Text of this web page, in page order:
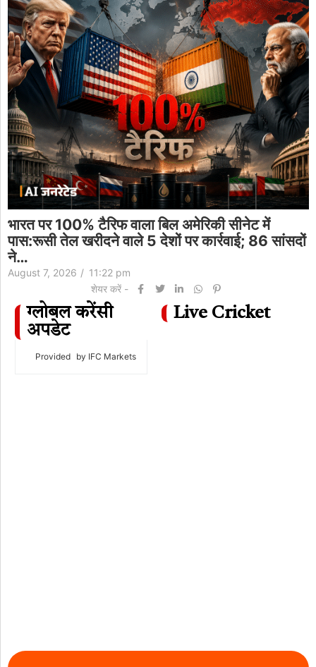
भारत पर 100% टैरिफ वाला बिल अमेरिकी सीनेट में
पास:रूसी तेल खरीदने वाले 5 देशों पर कार्रवाई; 86 सांसदों
ने…
August 7, 2026 / 11:22 pm
शेयर करें -
ग्लोबल करेंसी
अपडेट
Provided by IFC Markets
Live Cricket